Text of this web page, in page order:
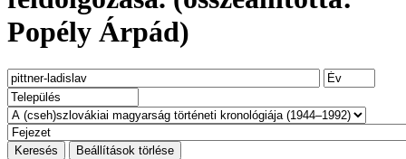
Popély Árpád)